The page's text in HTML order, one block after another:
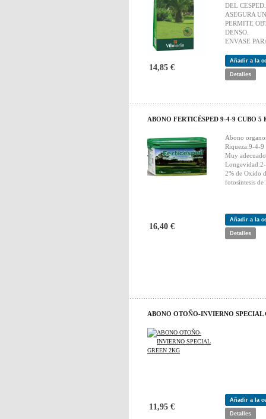
DEL CESPED.
ASEGURA
PERMITE
DENSO.
ENVASE
14,85 €
Añadir a la
Detalles
ABONO FERTICÉSPED 9-4-9 CUBO 5
Abono
Riqueza:9-4-9
Muy
Longevidad:2-
2% de Oxido
fotosíntesis de
16,40 €
Añadir a la
Detalles
ABONO OTOÑO-INVIERNO SPECIAL
11,95 €
Añadir a la
Detalles